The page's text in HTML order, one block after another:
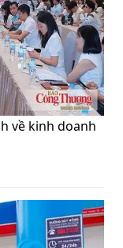
về kinh doanh